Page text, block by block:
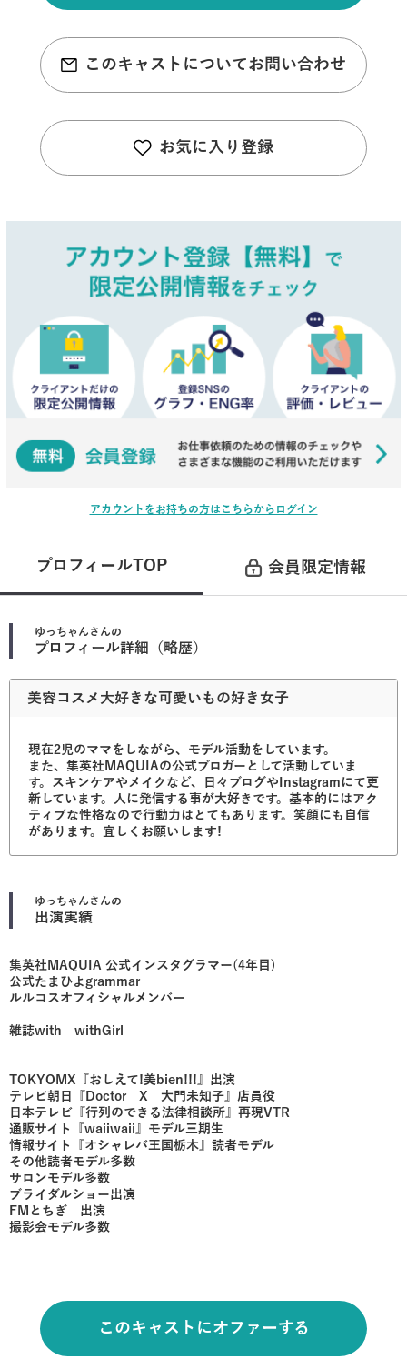
このキャストについてお問い合わせ
お気に入り登録
アカウントをお持ちの方はこちらからログイン
プロフィールTOP 会員限定情報
ゆっちゃん さんの
プロフィール詳細（略歴）
美容コスメ大好きな可愛いもの好き女子
現在2児のママをしながら、モデル活動をしています。
また、集英社MAQUIAの公式ブロガーとして活動していま
す。スキンケアやメイクなど、日々ブログやInstagramにて更
新しています。人に発信する事が大好きです。基本的にはアク
ティブな性格なので行動力はとてもあります。笑顔にも自信
があります。宜しくお願いします!
ゆっちゃん さんの
出演実績
集英社MAQUIA 公式インスタグラマー(4年目)
公式たまひよgrammar
ルルコスオフィシャルメンバー
雑誌with withGirl
TOKYOMX『おしえて!美bien!!!』出演
テレビ朝日『Doctor X 大門未知子』店員役
日本テレビ『行列のできる法律相談所』再現VTR
通販サイト『waiiwaii』モデル三期生
情報サイト『オシャレバ王国栃木』読者モデル
その他読者モデル多数
サロンモデル多数
ブライダルショー出演
FMとちぎ 出演
撮影会モデル多数
このキャストにオファーする